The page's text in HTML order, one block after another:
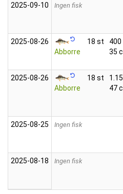
2025‑09‑10 Ingen fisk
2025‑08‑26
Abborre
18 st
400
35
2025‑08‑26
Abborre
18 st
47
2025‑08‑25 Ingen fisk
2025‑08‑18 Ingen fisk